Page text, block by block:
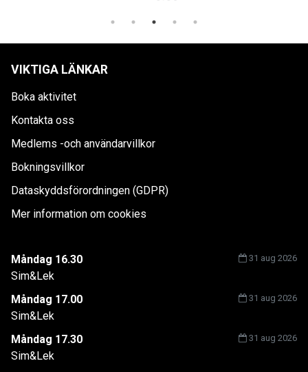
VIKTIGA LÄNKAR
Boka aktivitet
Kontakta oss
Medlems -och användarvillkor
Bokningsvillkor
Dataskyddsförordningen (GDPR)
Mer information om cookies
Måndag 16.30 31 aug 2026
Sim&Lek
Måndag 17.00
31 aug 2026
Sim&Lek
Måndag 17.30
31 aug 2026
Sim&Lek